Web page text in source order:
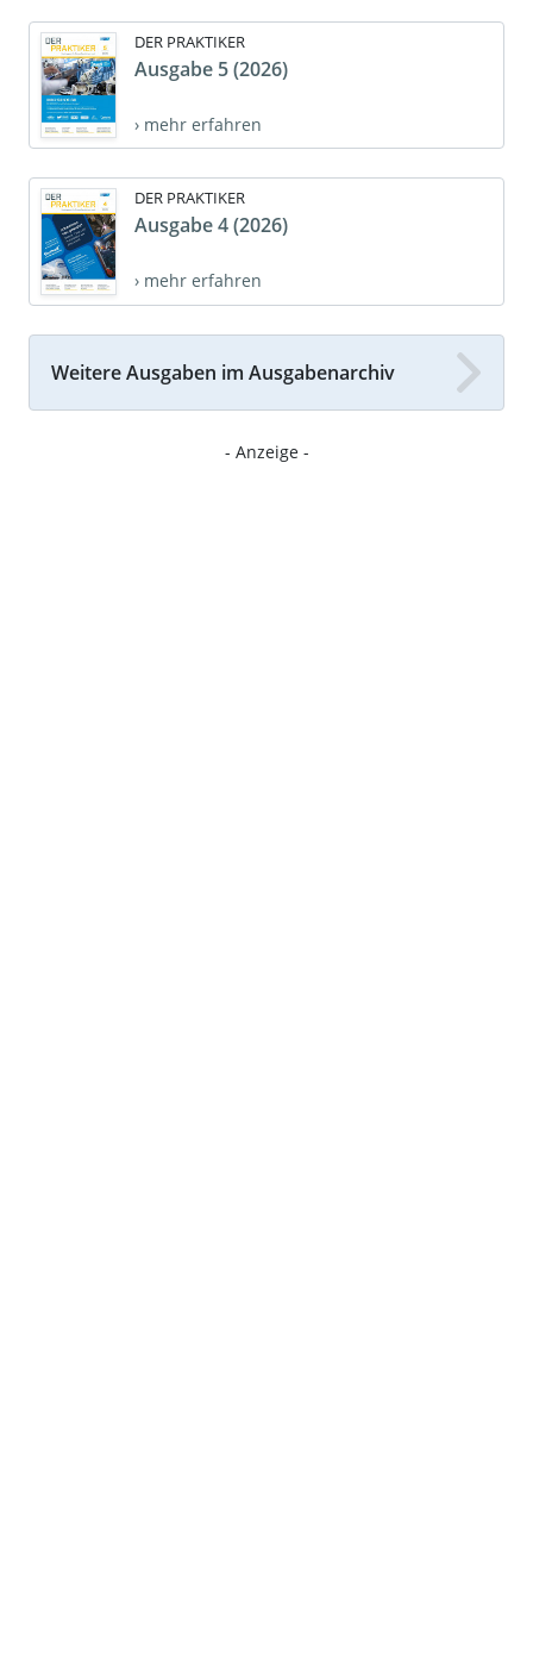
DER PRAKTIKER
Ausgabe 5 (2026)
› mehr erfahren
DER PRAKTIKER
Ausgabe 4 (2026)
› mehr erfahren
Weitere Ausgaben im Ausgabenarchiv
- Anzeige -